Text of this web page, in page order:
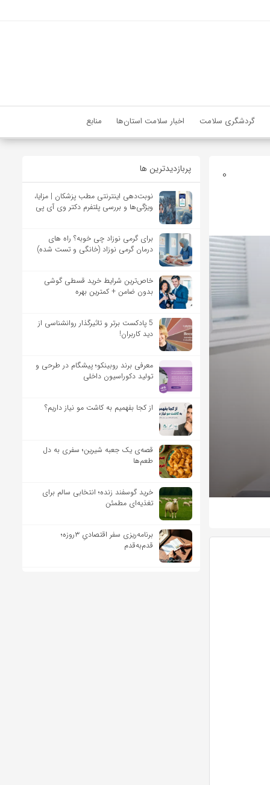
گردشگری سلامت اخبار سلامت استان‌ها منابع
0 پربازدیدترین ها
نوبت‌دهی اینترنتی مطب پزشکان | مزایا،
ویژگی‌ها و بررسی پلتفرم دکتر وی آی پی
برای گرمی نوزاد چی خوبه؟ راه های
درمان گرمی نوزاد (خانگی و تست شده)
خاص‌ترین شرایط خرید قسطی گوشی
بدون ضامن + کمترین بهره
5 پادکست برتر و تاثیرگذار روانشناسی از
دید کاربران!
معرفی برند روبینکو؛ پیشگام در طرحی و
تولید دکوراسیون داخلی
از کجا بفهمیم به کاشت مو نیاز داریم؟
قصه‌ی یک جعبه شیرین؛ سفری به دل
طعم‌ها
خرید گوسفند زنده؛ انتخابی سالم برای
تغذیه‌ای مطمئن
برنامه‌ریزی سفر اقتصادیِ ۳روزه؛
قدم‌به‌قدم